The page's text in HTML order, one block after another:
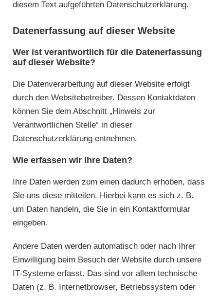
diesem Text aufgeführten Datenschutzerklärung.
Datenerfassung auf dieser Website
Wer ist verantwortlich für die Datenerfassung
auf dieser Website?
Die Datenverarbeitung auf dieser Website erfolgt
durch den Websitebetreiber. Dessen Kontaktdaten
können Sie dem Abschnitt „Hinweis zur
Verantwortlichen Stelle“ in dieser
Datenschutzerklärung entnehmen.
Wie erfassen wir Ihre Daten?
Ihre Daten werden zum einen dadurch erhoben, dass
Sie uns diese mitteilen. Hierbei kann es sich z. B.
um Daten handeln, die Sie in ein Kontaktformular
eingeben.
Andere Daten werden automatisch oder nach Ihrer
Einwilligung beim Besuch der Website durch unsere
IT-Systeme erfasst. Das sind vor allem technische
Daten (z. B. Internetbrowser, Betriebssystem oder